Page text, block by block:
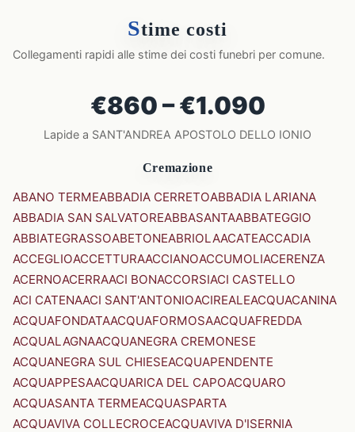
Stime costi
Collegamenti rapidi alle stime dei costi funebri per comune.
€860 – €1.090
Lapide a SANT'ANDREA APOSTOLO DELLO IONIO
Cremazione
ABANO TERMEABBADIA CERRETOABBADIA LARIANA
ABBADIA SAN SALVATOREABBASANTAABBATEGGIO
ABBIATEGRASSOABETONEABRIOLAACATEACCADIA
ACCEGLIOACCETTURAACCIANOACCUMOLIACERENZA
ACERNOACERRAACI BONACCORSIACI CASTELLO
ACI CATENAACI SANT'ANTONIOACIREALEACQUACANINA
ACQUAFONDATAACQUAFORMOSAACQUAFREDDA
ACQUALAGNAACQUANEGRA CREMONESE
ACQUANEGRA SUL CHIESEACQUAPENDENTE
ACQUAPPESAACQUARICA DEL CAPOACQUARO
ACQUASANTA TERMEACQUASPARTA
ACQUAVIVA COLLECROCEACQUAVIVA D'ISERNIA